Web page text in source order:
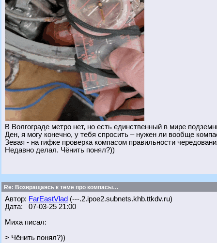
В Волгограде метро нет, но есть единственный в мире
Ден, я могу конечно, у тебя спросить – нужен ли вообще
Зевая - на гифке проверка компасом правильности
Недавно делал. Чёнить понял?))
Re: Возвращаясь к теме про компасы…
Автор: FarEastVlad (---.2.ipoe2.subnets.khb.ttkdv.ru)
Дата: 07-03-25 21:00
Миха писал:
> Чёнить понял?))